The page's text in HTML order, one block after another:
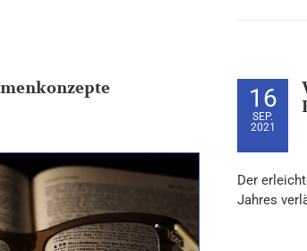
16
SEP.
2021
Der
Jahres